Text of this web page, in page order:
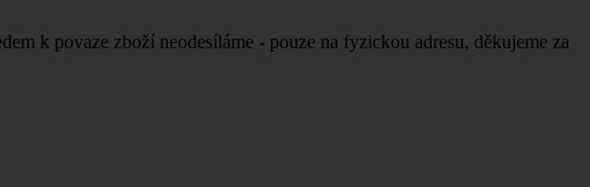
k povaze zboží neodesíláme - pouze na fyzickou adresu, děkujeme za